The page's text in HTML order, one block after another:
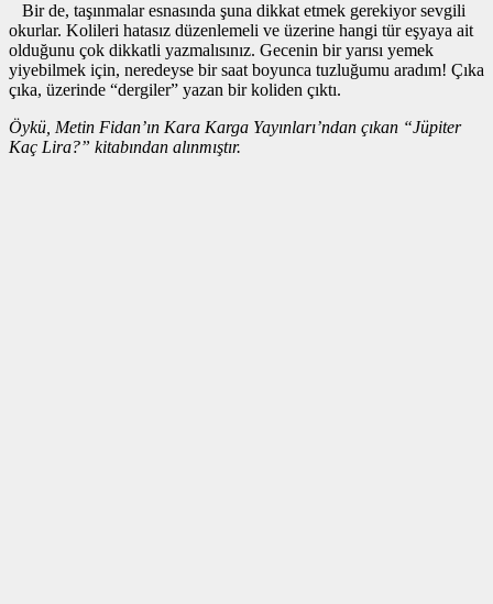
Bir de, taşınmalar esnasında şuna dikkat etmek gerekiyor sevgili
okurlar. Kolileri hatasız düzenlemeli ve üzerine hangi tür eşyaya ait
olduğunu çok dikkatli yazmalısınız. Gecenin bir yarısı yemek
yiyebilmek için, neredeyse bir saat boyunca tuzluğumu aradım! Çıka
çıka, üzerinde “dergiler” yazan bir koliden çıktı.
Öykü, Metin Fidan’ın Kara Karga Yayınları’ndan çıkan “Jüpiter
Kaç Lira?” kitabından alınmıştır.